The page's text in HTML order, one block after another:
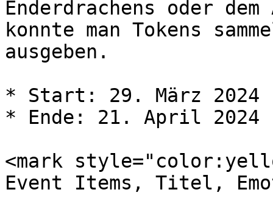
Enderdrachens oder
konnte man Tokens
ausgeben.
* Start: 29. März 2024
* Ende: 21. April 2024
<mark
Event Items, Titel,